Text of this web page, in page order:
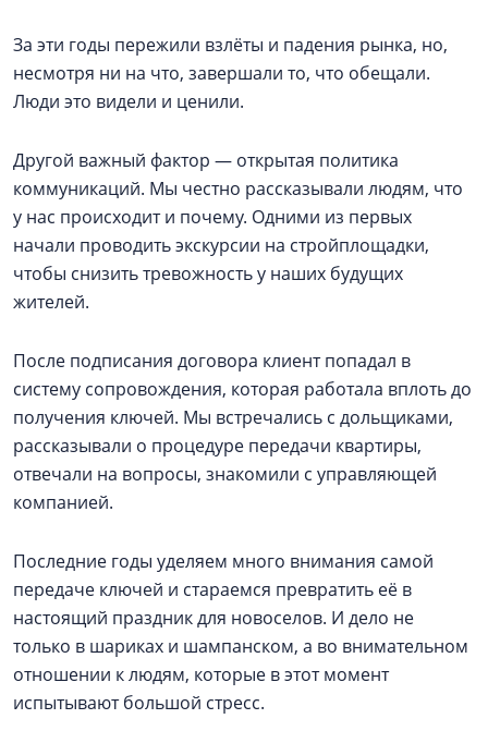
За эти годы пережили взлёты и падения рынка, но,
несмотря ни на что, завершали то, что обещали.
Люди это видели и ценили.
Другой важный фактор — открытая политика
коммуникаций. Мы честно рассказывали людям, что
у нас происходит и почему. Одними из первых
начали проводить экскурсии на стройплощадки,
чтобы снизить тревожность у наших будущих
жителей.
После подписания договора клиент попадал в
систему сопровождения, которая работала вплоть до
получения ключей. Мы встречались с дольщиками,
рассказывали о процедуре передачи квартиры,
отвечали на вопросы, знакомили с управляющей
компанией.
Последние годы уделяем много внимания самой
передаче ключей и стараемся превратить её в
настоящий праздник для новоселов. И дело не
только в шариках и шампанском, а во внимательном
отношении к людям, которые в этот момент
испытывают большой стресс.